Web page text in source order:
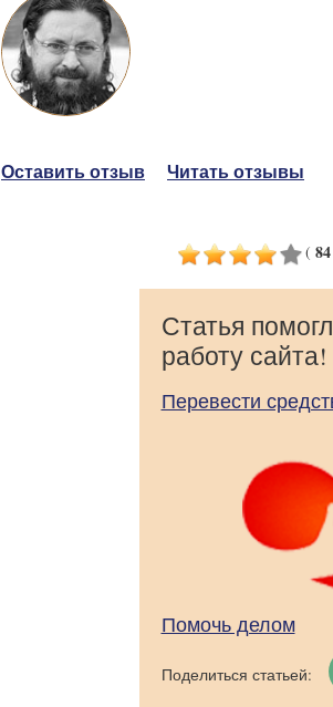
Оставить отзыв Читать отзывы
( 84
Статья
работу сайта!
Перевести
Помочь делом
Поделиться статьей: